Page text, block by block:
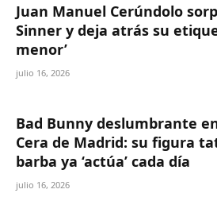
Juan Manuel Cerúndolo
Sinner y deja atrás su
menor’
julio 16, 2026
Bad Bunny deslumbrante
Cera de Madrid: su figura
barba ya ‘actúa’ cada día
julio 16, 2026